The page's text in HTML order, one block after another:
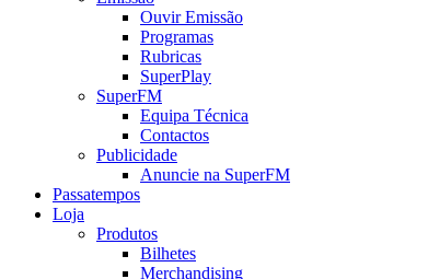
Ouvir Emissão
Programas
Rubricas
SuperPlay
SuperFM
Equipa Técnica
Contactos
Publicidade
Anuncie na SuperFM
Passatempos
Loja
Produtos
Bilhetes
Merchandising